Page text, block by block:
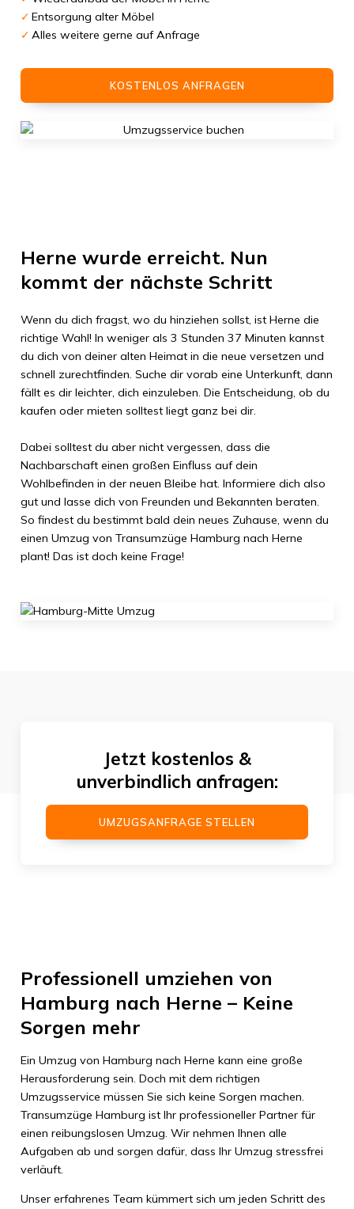
Entsorgung alter Möbel
Alles weitere gerne auf Anfrage
KOSTENLOS ANFRAGEN
Herne wurde erreicht. Nun
kommt der nächste Schritt
Wenn du dich fragst, wo du hinziehen sollst, ist Herne die
richtige Wahl! In weniger als 3 Stunden 37 Minuten kannst
du dich von deiner alten Heimat in die neue versetzen und
schnell zurechtfinden. Suche dir vorab eine Unterkunft, dann
fällt es dir leichter, dich einzuleben. Die Entscheidung, ob du
kaufen oder mieten solltest liegt ganz bei dir.
Dabei solltest du aber nicht vergessen, dass die
Nachbarschaft einen großen Einfluss auf dein
Wohlbefinden in der neuen Bleibe hat. Informiere dich also
gut und lasse dich von Freunden und Bekannten beraten.
So findest du bestimmt bald dein neues Zuhause, wenn du
einen Umzug von Transumzüge Hamburg nach Herne
plant! Das ist doch keine Frage!
Jetzt kostenlos &
unverbindlich anfragen:
UMZUGSANFRAGE STELLEN
Professionell umziehen von
Hamburg nach Herne – Keine
Sorgen mehr
Ein Umzug von Hamburg nach Herne kann eine große
Herausforderung sein. Doch mit dem richtigen
Umzugsservice müssen Sie sich keine Sorgen machen.
Transumzüge Hamburg ist Ihr professioneller Partner für
einen reibungslosen Umzug. Wir nehmen Ihnen alle
Aufgaben ab und sorgen dafür, dass Ihr Umzug stressfrei
verläuft.
Unser erfahrenes Team kümmert sich um jeden Schritt des